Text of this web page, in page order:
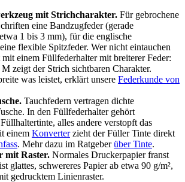
mit Strichcharakter. Für gebrochene
eine Bandzugfeder (gerade
1 bis 3 mm), für die englische
flexible Spitzfeder. Wer nicht eintauchen
mit einem Füllfederhalter mit breiterer Feder:
zeigt der Strich sichtbaren Charakter.
was leistet, erklärt unsere Federkunde von
Tauchfedern vertragen dichte
In den Füllfederhalter gehört
alles andere verstopft das
einem Konverterzieht der Füller Tinte direkt
. Mehr dazu im Ratgeberüber Tinte.
mit Raster. Normales Druckerpapier franst
glattes, schwereres Papier ab etwa 90 g/m²,
gedrucktem Linienraster.